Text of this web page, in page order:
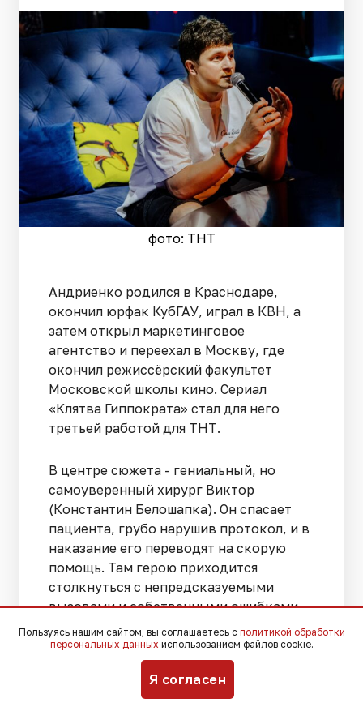
фото: ТНТ
Андриенко родился в Краснодаре,
окончил юрфак КубГАУ, играл в КВН, а
затем открыл маркетинговое
агентство и переехал в Москву, где
окончил режиссёрский факультет
Московской школы кино. Сериал
«Клятва Гиппократа» стал для него
третьей работой для ТНТ.
В центре сюжета - гениальный, но
самоуверенный хирург Виктор
(Константин Белошапка). Он спасает
пациента, грубо нарушив протокол, и в
наказание его переводят на скорую
помощь. Там герою приходится
столкнуться с непредсказуемыми
вызовами и собственными ошибками,
что меняет его отношение к профессии
и людям.
В сериале также сыграл Павел
Пользуясь нашим сайтом, вы соглашаетесь с политикой обработки
персональных данных использованием файлов cookie.
Я согласен